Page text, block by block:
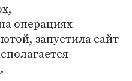
операциях
запустила сайт
.